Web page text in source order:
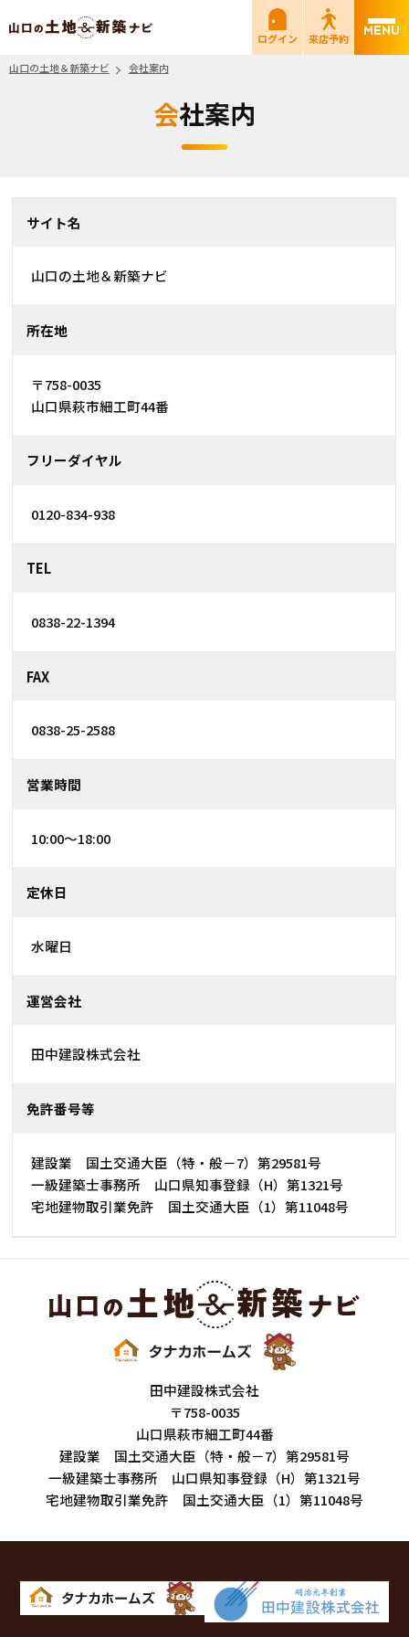
山口の土地＆新築ナビ
ログイン
来店予約
山口の土地＆新築ナビ
会社案内
会社案内
サイト名
山口の土地＆新築ナビ
所在地
〒758-0035
山口県萩市細工町44番
フリーダイヤル
0120-834-938
TEL
0838-22-1394
FAX
0838-25-2588
営業時間
10:00～18:00
定休日
水曜日
運営会社
田中建設株式会社
免許番号等
建設業 国土交通大臣（特・般－7）第29581号
一級建築士事務所 山口県知事登録（H）第1321号
宅地建物取引業免許 国土交通大臣（1）第11048号
田中建設株式会社
〒758-0035
山口県萩市細工町44番
建設業 国土交通大臣（特・般－7）第29581号
一級建築士事務所 山口県知事登録（H）第1321号
宅地建物取引業免許 国土交通大臣（1）第11048号